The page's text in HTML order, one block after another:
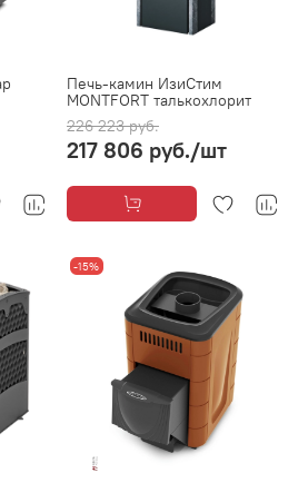
Печь-камин ИзиСтим
MONTFORT талькохлорит
226 223 руб.
217 806 руб./шт
-15%